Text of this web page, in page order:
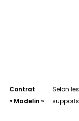
Contrat
« Madelin »
Selon les
supports